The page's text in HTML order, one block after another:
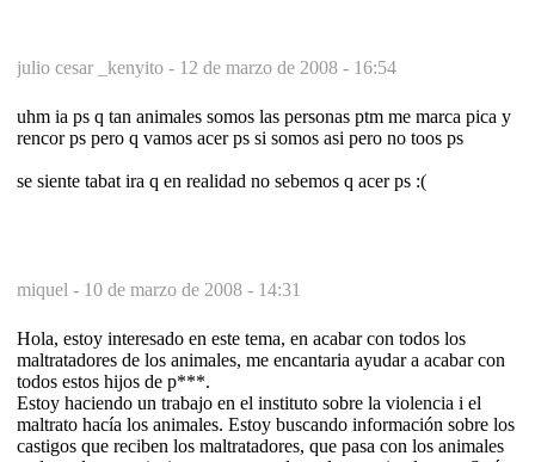
julio cesar _kenyito - 12 de marzo de 2008 - 16:54
uhm ia ps q tan animales somos las personas ptm me marca pica y
rencor ps pero q vamos acer ps si somos asi pero no toos ps
se siente tabat ira q en realidad no sebemos q acer ps :(
miquel - 10 de marzo de 2008 - 14:31
Hola, estoy interesado en este tema, en acabar con todos los
maltratadores de los animales, me encantaria ayudar a acabar con
todos estos hijos de p***.
Estoy haciendo un trabajo en el instituto sobre la violencia i el
maltrato hacía los animales. Estoy buscando información sobre los
castigos que reciben los maltratadores, que pasa con los animales